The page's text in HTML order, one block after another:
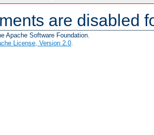
are disabled
Apache Software Foundation.
License, Version 2.0.